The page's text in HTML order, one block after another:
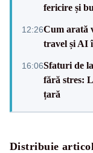
fericire și
12:26Cum arată
travel și AI
16:06Sfaturi de
fără stres:
țară
Distribuie